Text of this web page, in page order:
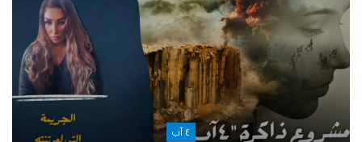
٤ آب